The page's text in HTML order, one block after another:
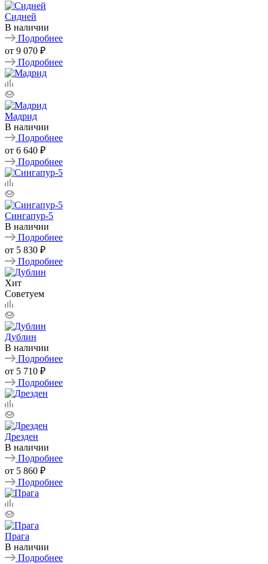
Сидней
В наличии
Подробнее
от 9 070 ₽
Подробнее
Мадрид
В наличии
Подробнее
от 6 640 ₽
Подробнее
Сингапур-5
В наличии
Подробнее
от 5 830 ₽
Подробнее
Хит
Советуем
Дублин
В наличии
Подробнее
от 5 710 ₽
Подробнее
Дрезден
В наличии
Подробнее
от 5 860 ₽
Подробнее
Прага
В наличии
Подробнее